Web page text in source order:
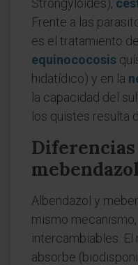
Strongyloides),
Frente a las
es el tratamiento
equinococosis
hidatídico) y en la
la capacidad del
los quistes resulta
mebendazol
Albendazol y
mismo
intercambiables.
absorbe